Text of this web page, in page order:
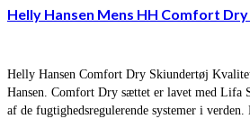
Helly Hansen Mens HH Comfort
Helly Hansen Comfort Dry Skiundertøj
Hansen. Comfort Dry sættet er lavet med Lifa
af de fugtighedsregulerende systemer i